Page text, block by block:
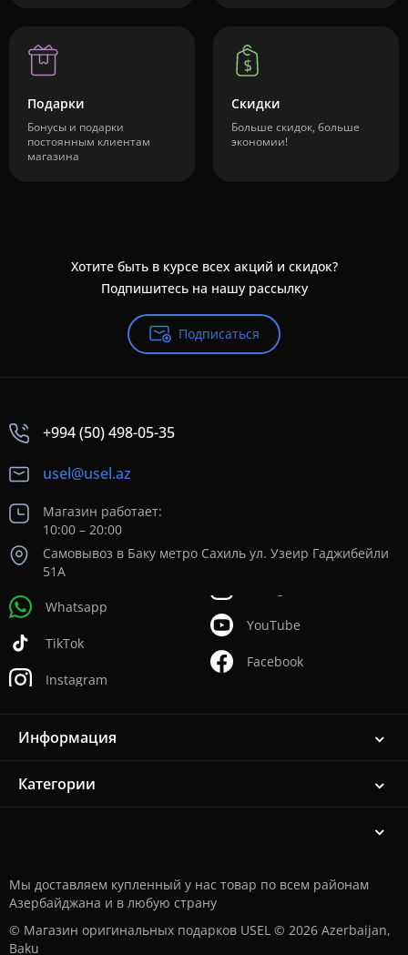
Подарки
Бонусы и подарки
постоянным клиентам
магазина
Скидки
Больше скидок, больше
экономии!
Хотите быть в курсе всех акций и скидок?
Подпишитесь на нашу рассылку
Подписаться
+994 (50) 498-05-35
usel@usel.az
Магазин работает:
10:00 – 20:00
Самовывоз в Баку метро Сахиль ул. Узеир Гаджибейли
51А
Whatsapp
TikTok
Instagram
YouTube
Facebook
Информация
Категории
Мы доставляем купленный у нас товар по всем районам
Азербайджана и в любую страну
© Магазин оригинальных подарков USEL © 2026 Azerbaijan,
Baku